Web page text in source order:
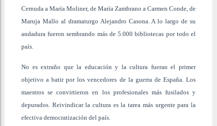
Cernuda a María Moliner, de María Zambrano a Carmen Conde, de
Maruja Mallo al dramaturgo Alejandro Casona. A lo largo de su
andadura fueron sembrando más de 5.000 bibliotecas por todo el
país.
No es extraño que la educación y la cultura fueran el primer
objetivo a batir por los vencedores de la guerra de España. Los
maestros se convirtieron en los profesionales más fusilados y
depurados. Reivindicar la cultura es la tarea más urgente para la
efectiva democratización del país.